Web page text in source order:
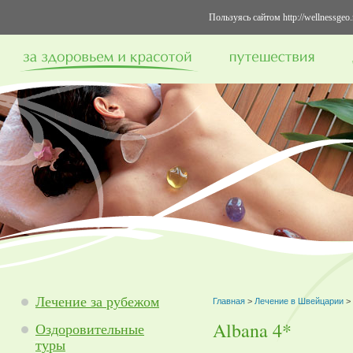
Пользуясь сайтом http://
Лечение за рубежом
Оздоровительные
туры
Главная > Лечение в Швейцарии >
Albana 4*